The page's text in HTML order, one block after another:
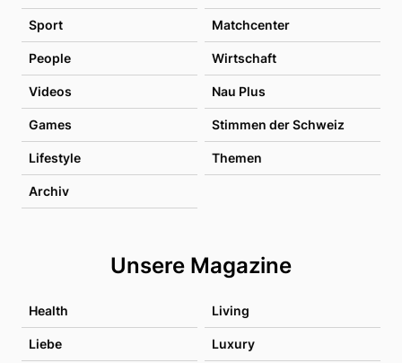
Sport Matchcenter
People Wirtschaft
Videos Nau Plus
Games Stimmen der Schweiz
Lifestyle Themen
Archiv
Unsere Magazine
Health Living
Liebe Luxury